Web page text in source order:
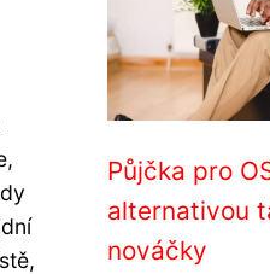
Půjčka pro
alternativou
nováčky